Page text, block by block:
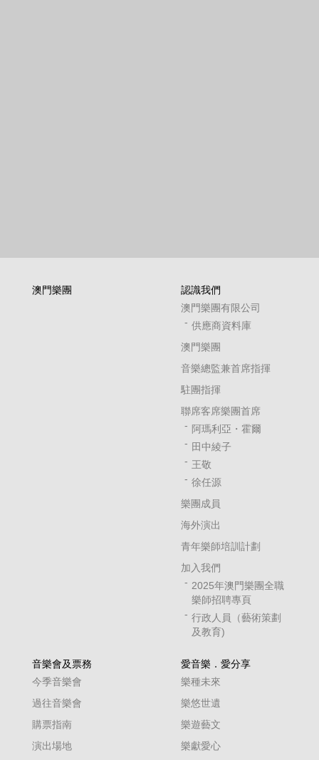
澳門樂團
認識我們
澳門樂團有限公司
供應商資料庫
澳門樂團
音樂總監兼首席指揮
駐團指揮
聯席客席樂團首席
阿瑪利亞・霍爾
田中綾子
王敬
徐任源
樂團成員
海外演出
青年樂師培訓計劃
加入我們
2025年澳門樂團全職
樂師招聘專頁
行政人員（藝術策劃
及教育)
音樂會及票務
今季音樂會
過往音樂會
購票指南
演出場地
愛音樂．愛分享
樂種未來
樂悠世遺
樂遊藝文
樂獻愛心